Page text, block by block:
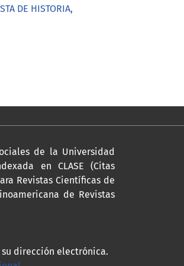
DE HISTORIA,
de la Universidad
en CLASE (Citas
Revistas Científicas de
de Revistas
dirección electrónica.